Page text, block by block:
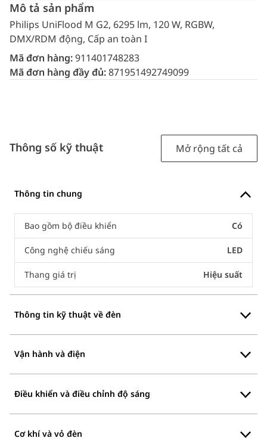
Mô tả sản phẩm
Philips UniFlood M G2, 6295 lm, 120 W, RGBW,
DMX/RDM động, Cấp an toàn I
Mã đơn hàng:911401748283
Mã đơn hàng đầy đủ:871951492749099
Thông số kỹ thuật Mở rộng tất cả
Thông tin chung
Bao gồm bộ điều khiển Có
Công nghệ chiếu sáng LED
Thang giá trị Hiệu suất
Thông tin kỹ thuật về đèn
Vận hành và điện
Điều khiển và điều chỉnh độ sáng
Cơ khí và vỏ đèn